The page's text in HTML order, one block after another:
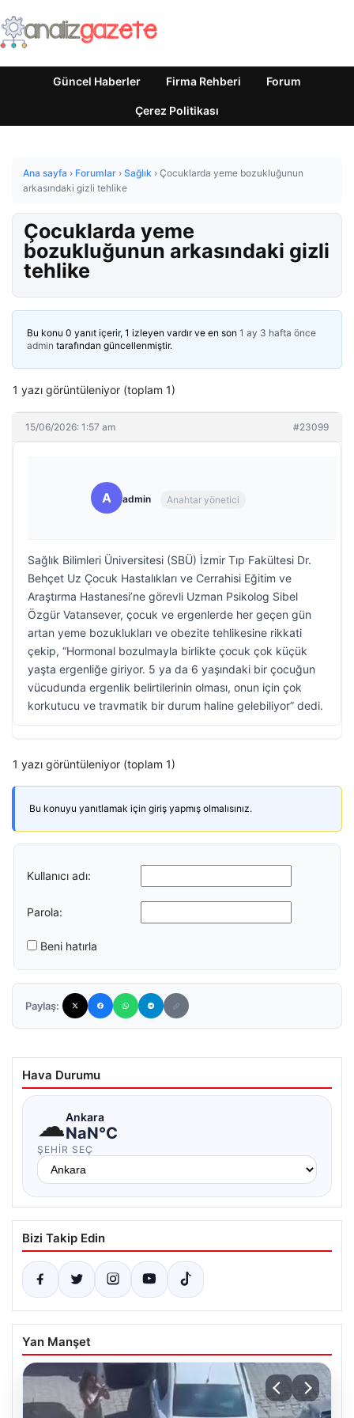
Güncel Haberler Firma Rehberi Forum
Çerez Politikası
Ana sayfa › Forumlar › Sağlık › Çocuklarda yeme bozukluğunun
arkasındaki gizli tehlike
Çocuklarda yeme
bozukluğunun arkasındaki gizli
tehlike
Bu konu 0 yanıt içerir, 1 izleyen vardır ve en son 1 ay 3 hafta önce
admin tarafından güncellenmiştir.
1 yazı görüntüleniyor (toplam 1)
15/06/2026: 1:57 am #23099
A admin Anahtar yönetici
Sağlık Bilimleri Üniversitesi (SBÜ) İzmir Tıp Fakültesi Dr.
Behçet Uz Çocuk Hastalıkları ve Cerrahisi Eğitim ve
Araştırma Hastanesi’ne görevli Uzman Psikolog Sibel
Özgür Vatansever, çocuk ve ergenlerde her geçen gün
artan yeme bozuklukları ve obezite tehlikesine rikkati
çekip, “Hormonal bozulmayla birlikte çocuk çok küçük
yaşta ergenliğe giriyor. 5 ya da 6 yaşındaki bir çocuğun
vücudunda ergenlik belirtilerinin olması, onun için çok
korkutucu ve travmatik bir durum haline gelebiliyor” dedi.
1 yazı görüntüleniyor (toplam 1)
Bu konuyu yanıtlamak için giriş yapmış olmalısınız.
Kullanıcı adı:
Parola:
Beni hatırla
Paylaş:
Hava Durumu
☁Ankara
NaN°C
ŞEHIR SEÇ
Bizi Takip Edin
Yan Manşet